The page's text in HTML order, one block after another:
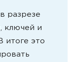
разрезе
ключей и
итоге это